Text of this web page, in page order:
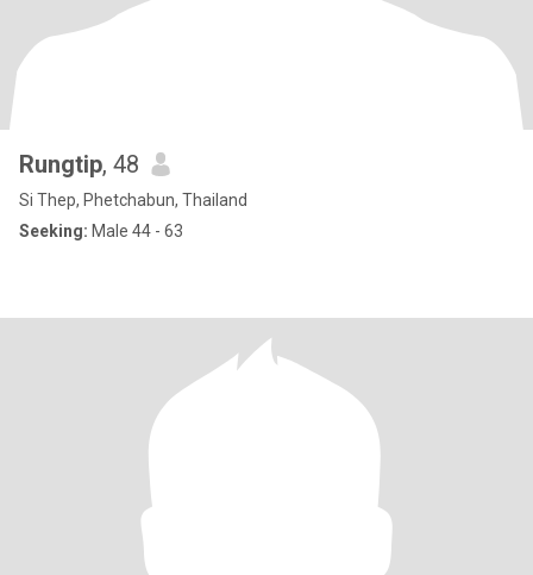
Rungtip, 48
Si Thep, Phetchabun, Thailand
Seeking: Male 44 - 63